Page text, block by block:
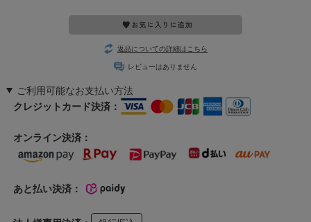
返品についての詳細はこちら
レビューはありません
ご利用可能なお支払い方法
クレジットカード決済：
オンライン決済：
あと払い決済：